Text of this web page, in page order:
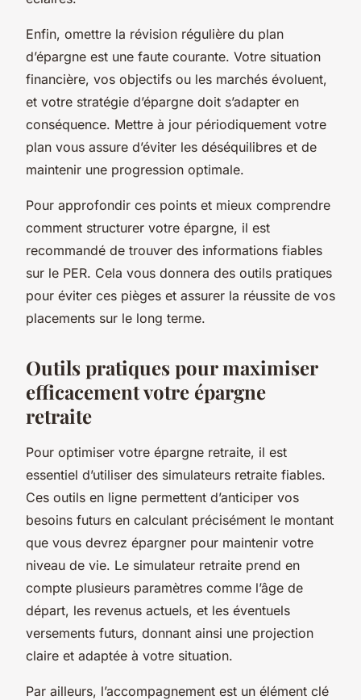
Enfin, omettre la révision régulière du plan
d’épargne est une faute courante. Votre situation
financière, vos objectifs ou les marchés évoluent,
et votre stratégie d’épargne doit s’adapter en
conséquence. Mettre à jour périodiquement votre
plan vous assure d’éviter les déséquilibres et de
maintenir une progression optimale.
Pour approfondir ces points et mieux comprendre
comment structurer votre épargne, il est
recommandé de trouver des informations fiables
sur le PER. Cela vous donnera des outils pratiques
pour éviter ces pièges et assurer la réussite de vos
placements sur le long terme.
Outils pratiques pour maximiser
efficacement votre épargne
retraite
Pour optimiser votre épargne retraite, il est
essentiel d’utiliser des simulateurs retraite fiables.
Ces outils en ligne permettent d’anticiper vos
besoins futurs en calculant précisément le montant
que vous devrez épargner pour maintenir votre
niveau de vie. Le simulateur retraite prend en
compte plusieurs paramètres comme l’âge de
départ, les revenus actuels, et les éventuels
versements futurs, donnant ainsi une projection
claire et adaptée à votre situation.
Par ailleurs, l’accompagnement est un élément clé